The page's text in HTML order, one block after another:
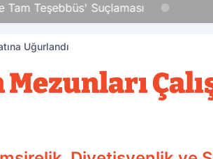
Tam Teşebbüs' Suçlaması
Uğurlandı